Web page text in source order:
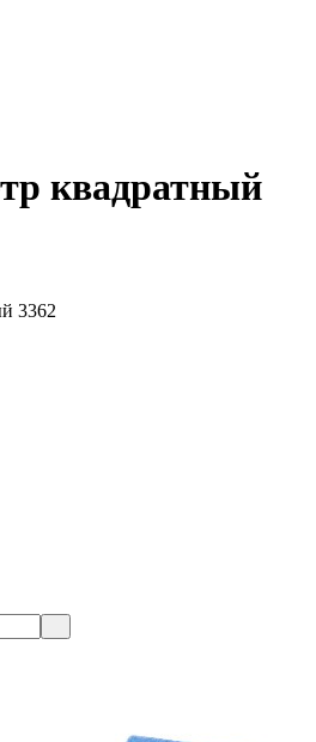
квадратный
3362